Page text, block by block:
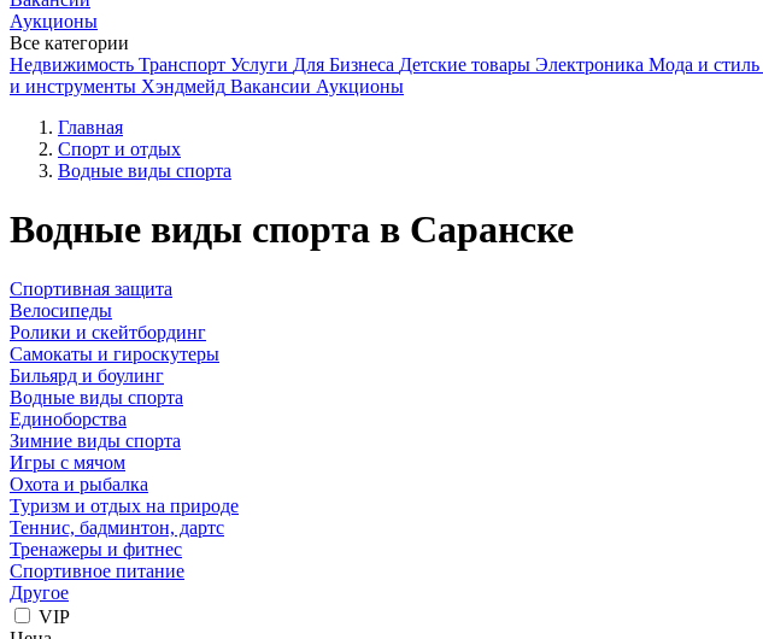
Аукционы
Все категории
Недвижимость Транспорт Услуги Для Бизнеса Детские товары Электроника Мода и стиль
и инструменты Хэндмейд Вакансии Аукционы
Главная
Спорт и отдых
Водные виды спорта
Водные виды спорта в Саранске
Спортивная защита
Велосипеды
Ролики и скейтбординг
Самокаты и гироскутеры
Бильярд и боулинг
Водные виды спорта
Единоборства
Зимние виды спорта
Игры с мячом
Охота и рыбалка
Туризм и отдых на природе
Теннис, бадминтон, дартс
Тренажеры и фитнес
Спортивное питание
Другое
VIP